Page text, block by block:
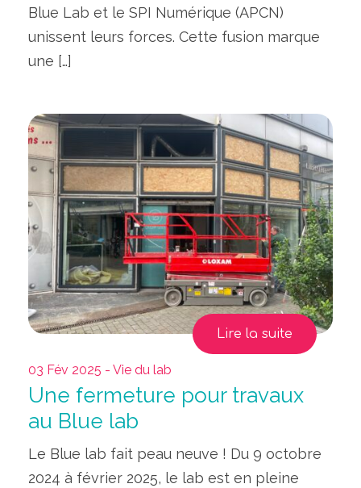
Blue Lab et le SPI Numérique (APCN)
unissent leurs forces. Cette fusion marque
une […]
Lire la suite
03 Fév 2025 - Vie du lab
Une fermeture pour travaux
au Blue lab
Le Blue lab fait peau neuve ! Du 9 octobre
2024 à février 2025, le lab est en pleine